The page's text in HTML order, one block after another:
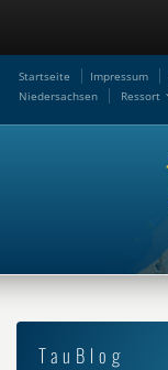
Startseite Impressum
Niedersachsen
Ressort
TauBlog